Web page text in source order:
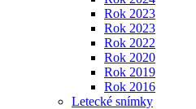
Rok 2023
Rok 2023
Rok 2022
Rok 2020
Rok 2019
Rok 2016
Letecké snímky